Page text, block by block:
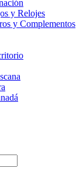
y Relojes
y Complementos